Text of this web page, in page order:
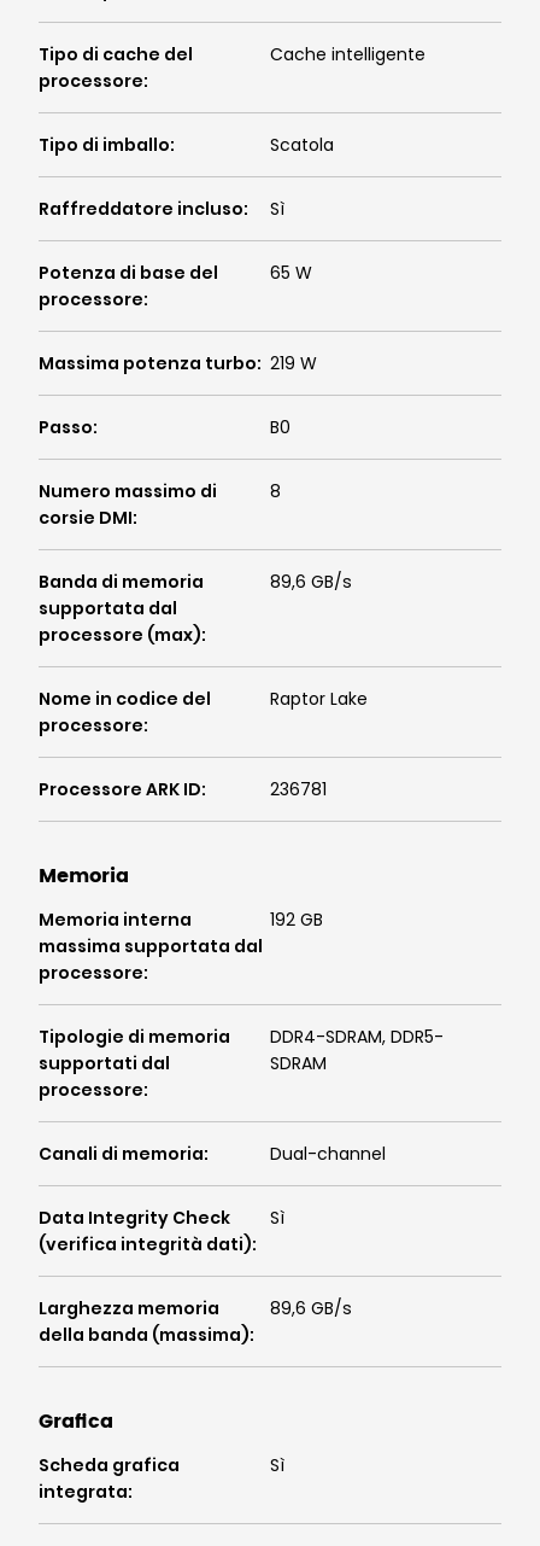
Tipo di cache del
processore:
Cache intelligente
Tipo di imballo: Scatola
Raffreddatore incluso: Sì
Potenza di base del
processore:
65 W
Massima potenza turbo: 219 W
Passo: B0
Numero massimo di
corsie DMI:
8
Banda di memoria
supportata dal
processore (max):
89,6 GB/s
Nome in codice del
processore:
Raptor Lake
Processore ARK ID: 236781
Memoria
Memoria interna
massima supportata dal
processore:
192 GB
Tipologie di memoria
supportati dal
processore:
DDR4-SDRAM, DDR5-
SDRAM
Canali di memoria: Dual-channel
Data Integrity Check
(verifica integrità dati):
Sì
Larghezza memoria
della banda (massima):
89,6 GB/s
Grafica
Scheda grafica
integrata:
Sì